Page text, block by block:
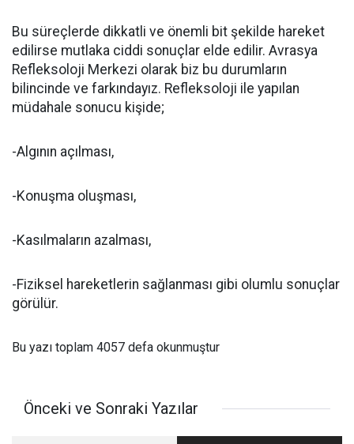
Bu süreçlerde dikkatli ve önemli bit şekilde hareket
edilirse mutlaka ciddi sonuçlar elde edilir. Avrasya
Refleksoloji Merkezi olarak biz bu durumların
bilincinde ve farkındayız. Refleksoloji ile yapılan
müdahale sonucu kişide;
-Algının açılması,
-Konuşma oluşması,
-Kasılmaların azalması,
-Fiziksel hareketlerin sağlanması gibi olumlu sonuçlar
görülür.
Bu yazı toplam 4057 defa okunmuştur
Önceki ve Sonraki Yazılar